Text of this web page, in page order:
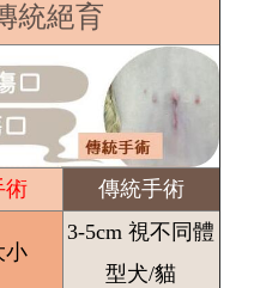
統絕育
術
傳統手術
小
3-5cm 視不同體
型犬/貓